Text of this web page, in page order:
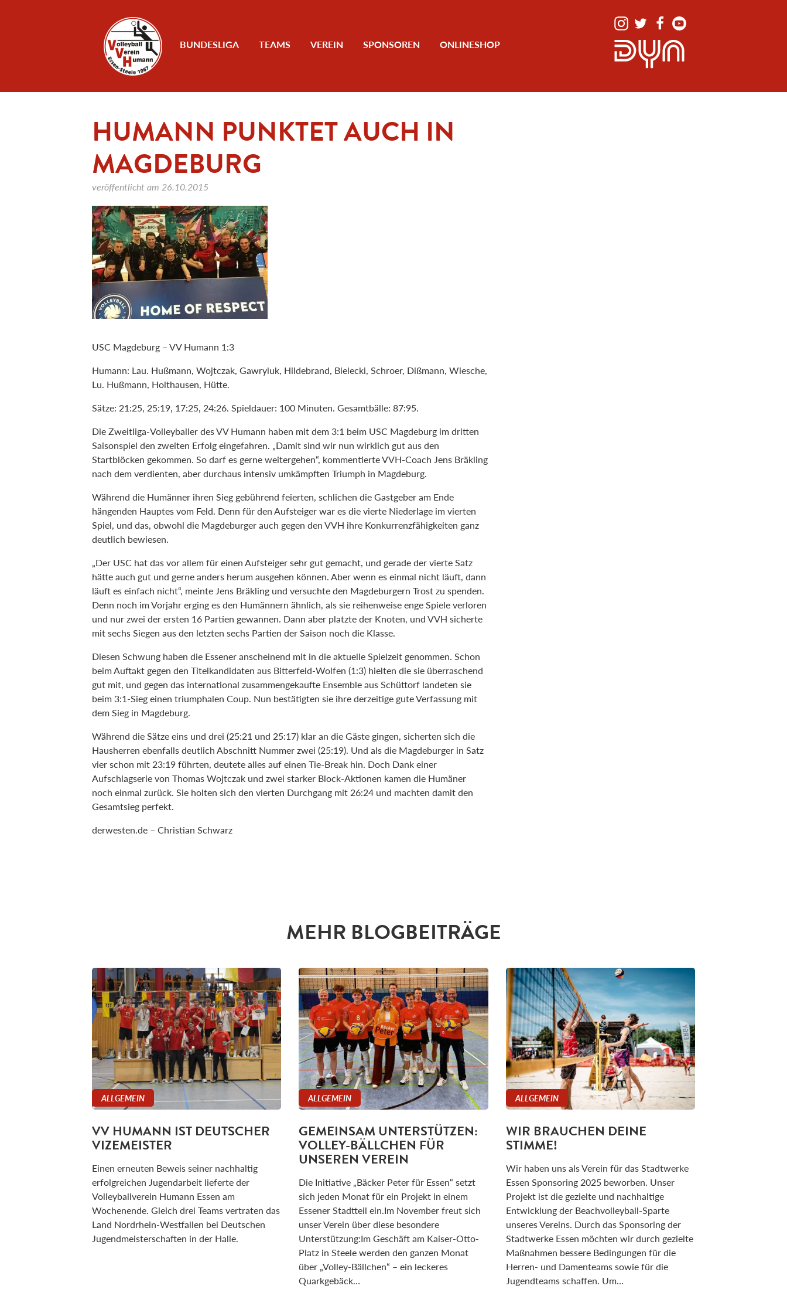
BUNDESLIGA TEAMS VEREIN SPONSOREN ONLINESHOP
HUMANN PUNKTET AUCH IN
MAGDEBURG
veröffentlicht am 26.10.2015
USC Magdeburg – VV Humann 1:3
Humann: Lau. Hußmann, Wojtczak, Gawryluk, Hildebrand, Bielecki, Schroer, Dißmann, Wiesche,
Lu. Hußmann, Holthausen, Hütte.
Sätze: 21:25, 25:19, 17:25, 24:26. Spieldauer: 100 Minuten. Gesamtbälle: 87:95.
Die Zweitliga-Volleyballer des VV Humann haben mit dem 3:1 beim USC Magdeburg im dritten
Saisonspiel den zweiten Erfolg eingefahren. „Damit sind wir nun wirklich gut aus den
Startblöcken gekommen. So darf es gerne weitergehen“, kommentierte VVH-Coach Jens Bräkling
nach dem verdienten, aber durchaus intensiv umkämpften Triumph in Magdeburg.
Während die Humänner ihren Sieg gebührend feierten, schlichen die Gastgeber am Ende
hängenden Hauptes vom Feld. Denn für den Aufsteiger war es die vierte Niederlage im vierten
Spiel, und das, obwohl die Magdeburger auch gegen den VVH ihre Konkurrenzfähigkeiten ganz
deutlich bewiesen.
„Der USC hat das vor allem für einen Aufsteiger sehr gut gemacht, und gerade der vierte Satz
hätte auch gut und gerne anders herum ausgehen können. Aber wenn es einmal nicht läuft, dann
läuft es einfach nicht“, meinte Jens Bräkling und versuchte den Magdeburgern Trost zu spenden.
Denn noch im Vorjahr erging es den Humännern ähnlich, als sie reihenweise enge Spiele verloren
und nur zwei der ersten 16 Partien gewannen. Dann aber platzte der Knoten, und VVH sicherte
mit sechs Siegen aus den letzten sechs Partien der Saison noch die Klasse.
Diesen Schwung haben die Essener anscheinend mit in die aktuelle Spielzeit genommen. Schon
beim Auftakt gegen den Titelkandidaten aus Bitterfeld-Wolfen (1:3) hielten die sie überraschend
gut mit, und gegen das international zusammengekaufte Ensemble aus Schüttorf landeten sie
beim 3:1-Sieg einen triumphalen Coup. Nun bestätigten sie ihre derzeitige gute Verfassung mit
dem Sieg in Magdeburg.
Während die Sätze eins und drei (25:21 und 25:17) klar an die Gäste gingen, sicherten sich die
Hausherren ebenfalls deutlich Abschnitt Nummer zwei (25:19). Und als die Magdeburger in Satz
vier schon mit 23:19 führten, deutete alles auf einen Tie-Break hin. Doch Dank einer
Aufschlagserie von Thomas Wojtczak und zwei starker Block-Aktionen kamen die Humäner
noch einmal zurück. Sie holten sich den vierten Durchgang mit 26:24 und machten damit den
Gesamtsieg perfekt.
derwesten.de – Christian Schwarz
MEHR BLOGBEITRÄGE
ALLGEMEIN
VV HUMANN IST DEUTSCHER
VIZEMEISTER
Einen erneuten Beweis seiner nachhaltig
erfolgreichen Jugendarbeit lieferte der
Volleyballverein Humann Essen am
Wochenende. Gleich drei Teams vertraten das
Land Nordrhein-Westfallen bei Deutschen
Jugendmeisterschaften in der Halle.
ALLGEMEIN
GEMEINSAM UNTERSTÜTZEN:
VOLLEY-BÄLLCHEN FÜR
UNSEREN VEREIN
Die Initiative „Bäcker Peter für Essen“ setzt
sich jeden Monat für ein Projekt in einem
Essener Stadtteil ein.Im November freut sich
unser Verein über diese besondere
Unterstützung:Im Geschäft am Kaiser-Otto-
Platz in Steele werden den ganzen Monat
über „Volley-Bällchen“ – ein leckeres
Quarkgebäck…
ALLGEMEIN
WIR BRAUCHEN DEINE
STIMME!
Wir haben uns als Verein für das Stadtwerke
Essen Sponsoring 2025 beworben. Unser
Projekt ist die gezielte und nachhaltige
Entwicklung der Beachvolleyball-Sparte
unseres Vereins. Durch das Sponsoring der
Stadtwerke Essen möchten wir durch gezielte
Maßnahmen bessere Bedingungen für die
Herren- und Damenteams sowie für die
Jugendteams schaffen. Um…